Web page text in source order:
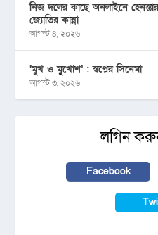
নিজ দলের কাছে অনলাইনে
জ্যোতির কান্না
আগস্ট ৪, ২০২৬
‘মুখ ও মু্খোশ’ : স্বপ্নের সিনেমা
আগস্ট ৩, ২০২৬
লগিন
Facebook